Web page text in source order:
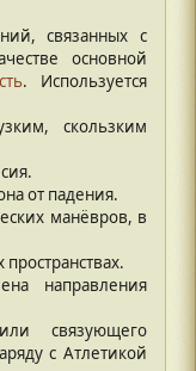
связанных с
основной
. Используется
скользким
от падения.
манёвров, в
направления
связующего
с Атлетикой